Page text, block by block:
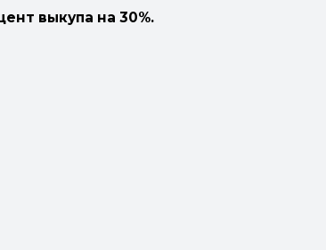
выкупа на 30%.